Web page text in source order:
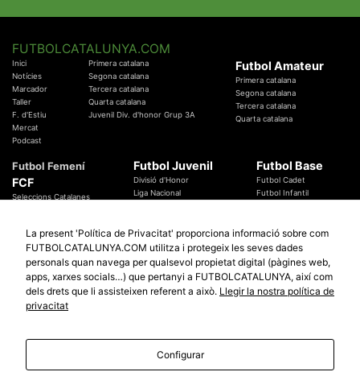
FUTBOLCATALUNYA.COM
Inici
Notícies
Marcador
Taller
F. d'Estiu
Mercat
Podcast
Primera catalana
Segona catalana
Tercera catalana
Quarta catalana
Juvenil Div. d'honor Grup 3A
Futbol Amateur
Primera catalana
Segona catalana
Tercera catalana
Quarta catalana
Futbol Femení
FCF
Seleccions Catalanes
Temes Federatius
Futbol Juvenil
Divisió d'Honor
Liga Nacional
Futbol Base
Futbol Cadet
Futbol Infantil
Futbol Catalunya
Promocions
Sortejos
Participació
Especials
Copa Catalunya Absoluta 2019
Copa del Rei 2019 - 2020
© 2010 - 2026FutbolCatalunya.com
La present 'Política de Privacitat' proporciona informació sobre com
FUTBOLCATALUNYA.COM utilitza i protegeix les seves dades
personals quan navega per qualsevol propietat digital (pàgines web,
apps, xarxes socials…) que pertanyi a FUTBOLCATALUNYA, així com
dels drets que li assisteixen referent a això. Llegir la nostra política de
privacitat
Configurar